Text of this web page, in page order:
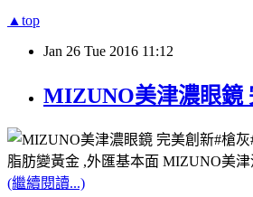
▲top
Jan 26 Tue 2016 11:12
MIZUNO美津濃眼鏡
脂肪變黃金 ,外匯基本面 MIZUNO美
(繼續閱讀...)